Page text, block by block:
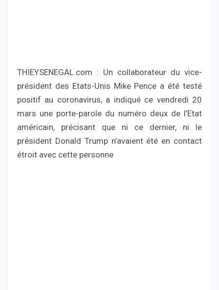
THIEYSENEGAL.com : Un collaborateur du vice-
président des Etats-Unis Mike Pence a été testé
positif au coronavirus, a indiqué ce vendredi 20
mars une porte-parole du numéro deux de l’Etat
américain, précisant que ni ce dernier, ni le
président Donald Trump n’avaient été en contact
étroit avec cette personne